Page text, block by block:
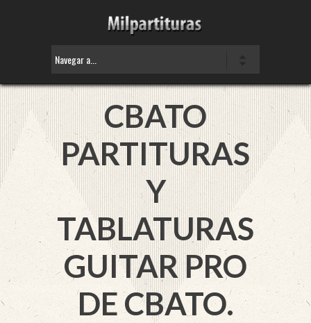
CBATO
PARTITURAS
Y
TABLATURAS
GUITAR PRO
DE CBATO.